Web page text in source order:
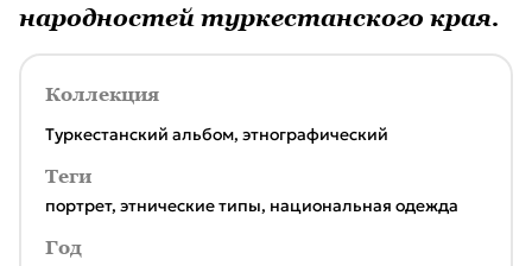
народностей туркестанского края.
Коллекция
Туркестанский альбом, этнографический
Теги
портрет, этнические типы, национальная одежда
Год